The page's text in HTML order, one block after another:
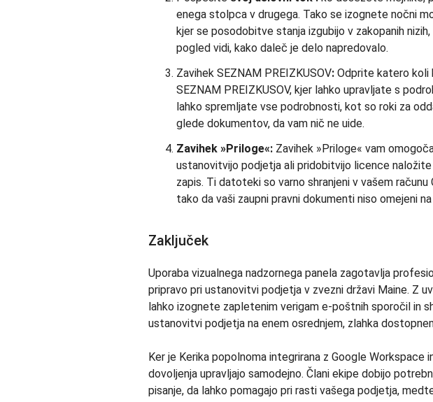
enega stolpca v drugega. Tako se izognete nočni
kjer se posodobitve stanja izgubijo v zakopanih
pogled vidi, kako daleč je delo napredovalo.
Zavihek SEZNAM PREIZKUSOV: Odprite katero koli
SEZNAM PREIZKUSOV, kjer lahko upravljate s
lahko spremljate vse podrobnosti, kot so roki za
glede dokumentov, da vam nič ne uide.
Zavihek »Priloge«: Zavihek »Priloge« vam
ustanovitvijo podjetja ali pridobitvijo licence
zapis. Ti datoteki so varno shranjeni v vašem računu
tako da vaši zaupni pravni dokumenti niso omejeni
Zaključek
Uporaba vizualnega nadzornega panela zagotavlja
pripravo pri ustanovitvi podjetja v zvezni državi Maine. Z
lahko izognete zapletenim verigam e-poštnih sporočil in
ustanovitvi podjetja na enem osrednjem, zlahka
Ker je Kerika popolnoma integrirana z Google Workspace
dovoljenja upravljajo samodejno. Člani ekipe dobijo
pisanje, da lahko pomagajo pri rasti vašega podjetja,